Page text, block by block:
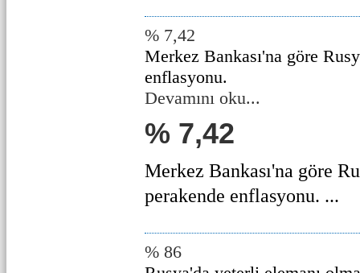
% 7,42
Merkez Bankası'na göre
enflasyonu.
Devamını oku...
% 7,42
Merkez Bankası'na göre
perakende enflasyonu. ...
% 86